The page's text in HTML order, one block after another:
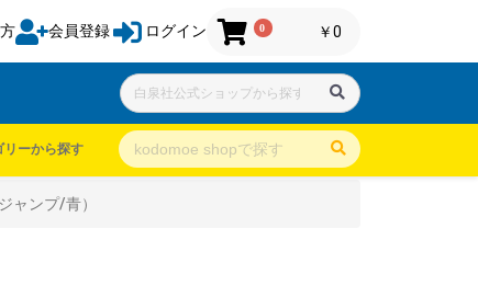
会員登録 ログイン 0 ￥0
リーから探す
ャンプ/青）